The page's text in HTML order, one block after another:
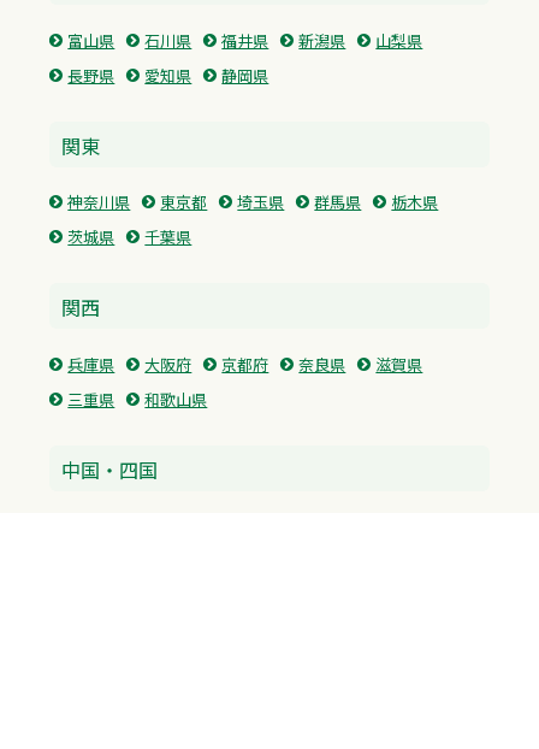
富山県 石川県 福井県 新潟県
山梨県
長野県
愛知県 静岡県
関東
神奈川県 東京都 埼玉県 群馬県
栃木県
茨城県
千葉県
関西
兵庫県 大阪府 京都府 奈良県
滋賀県
三重県
和歌山県
中国・四国